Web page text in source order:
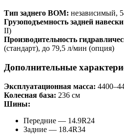
Тип заднего ВОМ: независимый,
Грузоподъемность задней
II)
Производительность
(стандарт), до 79,5 л/мин (опция)
Дополнительные
Эксплуатационная масса:
Колесная база: 236 см
Шины:
Передние — 14.9R24
Задние — 18.4R34